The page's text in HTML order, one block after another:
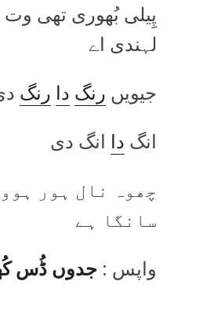
پِیلی بُھوری تھی وت
لہندی اے
جیویں رنگ دا رنگ
انگ دا انگ دی
چھوہ نال ہور
سانگا ہے
واپس : جدوں ڈُس